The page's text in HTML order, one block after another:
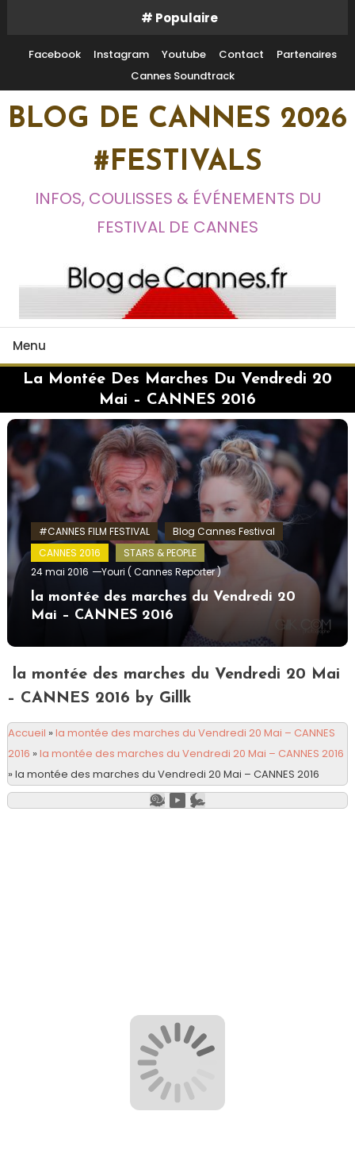
Content
# Populaire
Facebook Instagram Youtube Contact
Partenaires
Cannes Soundtrack
BLOG DE CANNES 2026
#FESTIVALS
INFOS, COULISSES & ÉVÉNEMENTS DU
FESTIVAL DE CANNES
Menu
La Montée Des Marches Du Vendredi 20
Mai – CANNES 2016
#CANNES FILM FESTIVAL
Blog Cannes Festival
CANNES 2016
STARS & PEOPLE
24 mai 2016
Youri ( Cannes Reporter )
la montée des marches du Vendredi 20
Mai – CANNES 2016
la montée des marches du Vendredi 20 Mai
– CANNES 2016 by Gillk
Accueil »la montée des marches du Vendredi 20 Mai – CANNES
2016 »la montée des marches du Vendredi 20 Mai – CANNES 2016
»la montée des marches du Vendredi 20 Mai – CANNES 2016